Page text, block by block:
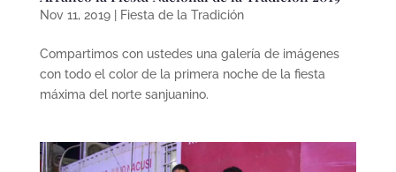
Nov 11, 2019| Fiesta de la Tradición
Compartimos con ustedes una galería de imágenes
con todo el color de la primera noche de la fiesta
máxima del norte sanjuanino.